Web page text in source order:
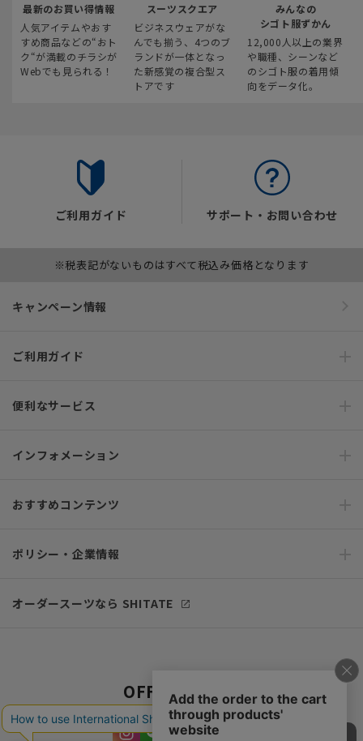
最新のお買い得情報
人気アイテムやおす
すめ商品などの“おト
ク“が満載のチラシが
Webでも見られる！
スーツスクエア
ビジネスウェアがな
んでも揃う、4つのブ
ランドが一体となっ
た新感覚の複合型ス
トアです
みんなの
シゴト服ずかん
12,000人以上の業界
や職種、シーンなど
のシゴト服の着用傾
向をデータ化。
ご利用ガイド サポート・お問い合わせ
※税表記がないものはすべて税込み価格となります
キャンペーン情報
ご利用ガイド
便利なサービス
インフォメーション
おすすめコンテンツ
ポリシー・企業情報
オーダースーツなら SHITATE
OFFICIAL SNS